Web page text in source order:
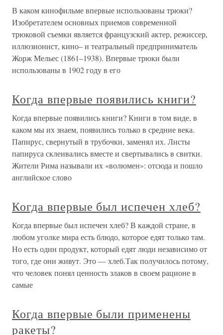
В каком кинофильме впервые использованы трюки?
Изобретателем основных приемов современной
трюковой съемки является французский актер, режиссер,
иллюзионист, кино– и театральный предприниматель
Жорж Мельес (1861–1938). Впервые трюки были
использованы в 1902 году в его
Когда впервые появились книги?
Когда впервые появились книги? Книги в том виде, в
каком мы их знаем, появились только в средние века.
Папирус, свернутый в трубочки, заменял их. Листы
папируса склеивались вместе и свертывались в свитки.
Жители Рима называли их «волюмен»: отсюда и пошло
английское слово
Когда впервые был испечен хлеб?
Когда впервые был испечен хлеб? В каждой стране, в
любом уголке мира есть блюдо, которое едят только там.
Но есть один продукт, который едят люди независимо от
того, где они живут. Это — хлеб.Так получилось потому,
что человек понял ценность злаков в своем рационе в
самые
Когда впервые были применены
ракеты?